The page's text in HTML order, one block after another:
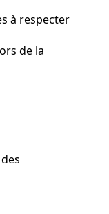
à respecter
de la